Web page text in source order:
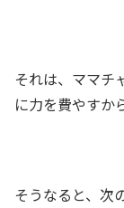
それは、ママチ
に力を費やすか
そうなると、次